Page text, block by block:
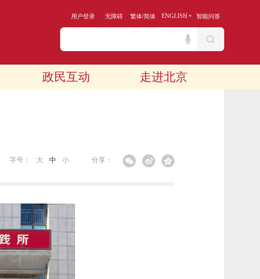
用户登录 无障碍 繁体/简体 ENGLISH 智能问答
政民互动 走进北京
分享：
字号： 大 中 小